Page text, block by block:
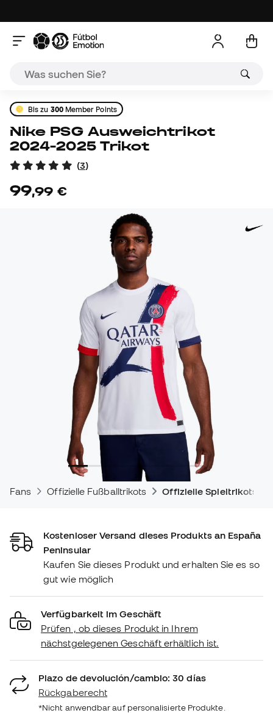
Bis zu 300Member Points
Nike PSG Ausweichtrikot
2024-2025 Trikot
(3)
99,99 €
Fans Offizielle Fußballtrikots Offizielle Spieltrikots
Kostenloser Versand dieses Produkts an España
Peninsular
Kaufen Sie dieses Produkt und erhalten Sie es so
gut wie möglich
Verfügbarkeit im Geschäft
Prüfen , ob dieses Produkt in Ihrem
nächstgelegenen Geschäft erhältlich ist.
Plazo de devolución/cambio: 30 días
Rückgaberecht
*Nicht anwendbar auf personalisierte Produkte.